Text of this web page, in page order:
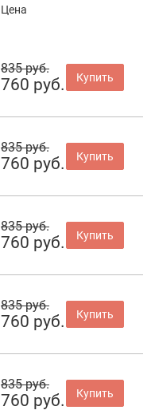
Цена
835 руб.
760 руб. Купить
835 руб.
760 руб. Купить
835 руб.
760 руб. Купить
835 руб.
760 руб. Купить
835 руб.
760 руб. Купить